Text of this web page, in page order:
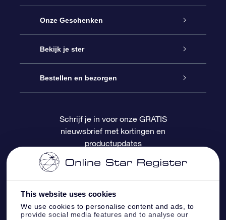
This website uses cookies
We use cookies to personalise content and ads, to
provide social media features and to analyse our
Service
Contact
Blog
OSR Recensies
Onze Geschenken
Online Star Gift
OSR Cadeaupakket
OSR Cadeaukaart
Relatiegeschenken
Bekijk je ster
Sterrenregister
Gepersonaliseerde sterrenpagina
One Million Stars
OSR Starsaver
Bestellen en bezorgen
Betalingsinformatie
Verzendinformatie
Retourbeleid
Schrijf je in voor onze GRATIS
nieuwsbrief met kortingen en
productupdates